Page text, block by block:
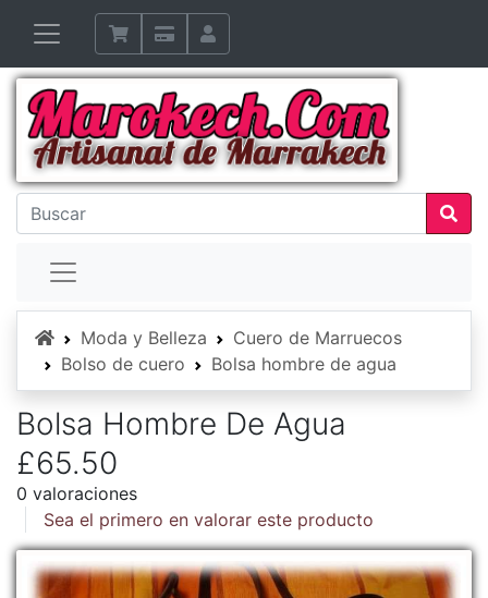
InicioModa y Belleza
Cuero de Marruecos
Bolso de cuero
Bolsa hombre de agua
Bolsa Hombre De Agua
£65.50
0 valoraciones
Sea el primero en valorar este producto